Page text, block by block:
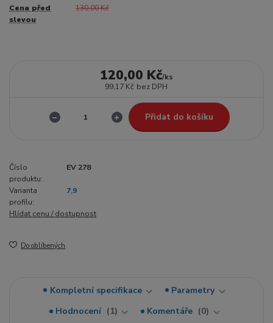
Cena před
slevou
130,00 Kč
120,00 Kč/ks
99,17 Kč bez DPH
Přidat do košíku
Číslo
produktu:
EV 278
Varianta
profilu:
7,9
Hlídat cenu / dostupnost
Do oblíbených
Kompletní specifikace
Parametry
Hodnocení
1 Komentáře
0